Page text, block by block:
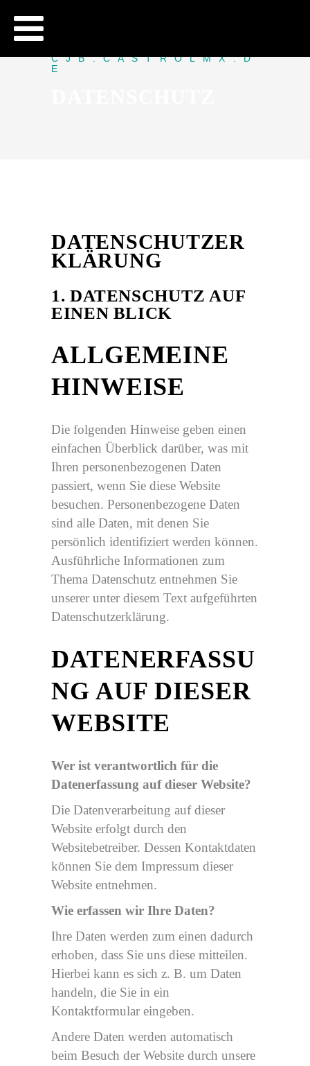
CJB.CASTROLMX.D
E
DATENSCHUTZER
KLÄRUNG
1. DATENSCHUTZ AUF
EINEN BLICK
ALLGEMEINE
HINWEISE
Die folgenden Hinweise geben einen
einfachen Überblick darüber, was mit
Ihren personenbezogenen Daten
passiert, wenn Sie diese Website
besuchen. Personenbezogene Daten
sind alle Daten, mit denen Sie
persönlich identifiziert werden können.
Ausführliche Informationen zum
Thema Datenschutz entnehmen Sie
unserer unter diesem Text aufgeführten
Datenschutzerklärung.
DATENERFASSU
NG AUF DIESER
WEBSITE
Wer ist verantwortlich für die
Datenerfassung auf dieser Website?
Die Datenverarbeitung auf dieser
Website erfolgt durch den
Websitebetreiber. Dessen Kontaktdaten
können Sie dem Impressum dieser
Website entnehmen.
Wie erfassen wir Ihre Daten?
Ihre Daten werden zum einen dadurch
erhoben, dass Sie uns diese mitteilen.
Hierbei kann es sich z. B. um Daten
handeln, die Sie in ein
Kontaktformular eingeben.
Andere Daten werden automatisch
beim Besuch der Website durch unsere